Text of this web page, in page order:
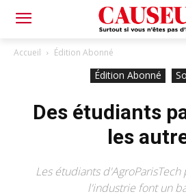
Accueil Édition Abonné
Édition Abonné
Des étudiants
les
Les étudiants d'AgroParisTech
l'industrie font un